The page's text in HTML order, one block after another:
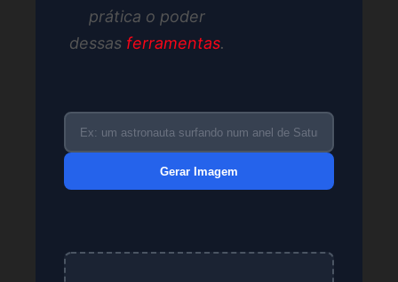
prática o poder
dessas ferramentas.
Gerar Imagem